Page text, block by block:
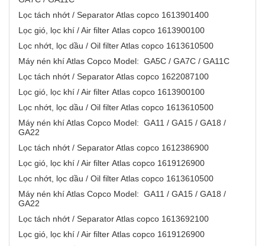
Lọc tách nhớt / Separator Atlas copco 1613901400
Lọc gió, lọc khí / Air filter Atlas copco 1613900100
Lọc nhớt, lọc dầu / Oil filter Atlas copco 1613610500
Máy nén khí Atlas Copco Model: GA5C / GA7C / GA11C
Lọc tách nhớt / Separator Atlas copco 1622087100
Lọc gió, lọc khí / Air filter Atlas copco 1613900100
Lọc nhớt, lọc dầu / Oil filter Atlas copco 1613610500
Máy nén khí Atlas Copco Model: GA11 / GA15 / GA18 /
GA22
Lọc tách nhớt / Separator Atlas copco 1612386900
Lọc gió, lọc khí / Air filter Atlas copco 1619126900
Lọc nhớt, lọc dầu / Oil filter Atlas copco 1613610500
Máy nén khí Atlas Copco Model: GA11 / GA15 / GA18 /
GA22
Lọc tách nhớt / Separator Atlas copco 1613692100
Lọc gió, lọc khí / Air filter Atlas copco 1619126900